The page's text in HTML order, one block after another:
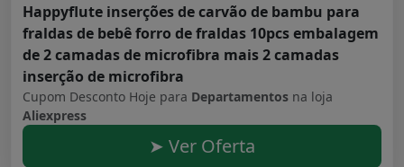
Happyflute inserções de carvão de bambu para
fraldas de bebê forro de fraldas 10pcs embalagem
de 2 camadas de microfibra mais 2 camadas
inserção de microfibra
Cupom Desconto Hoje para Departamentos na loja
Aliexpress
➤ Ver Oferta